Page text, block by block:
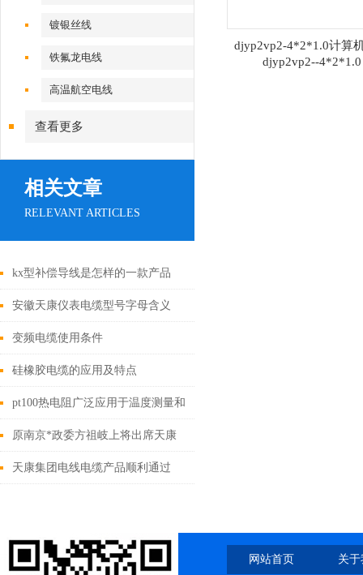
镀银丝线
铁氟龙电线
高温航空电线
查看更多
相关文章
RELEVANT ARTICLES
kx型补偿导线是怎样的一款产品
呢？
安徽天康仪表电缆型号字母含义
变频电缆使用条件
硅橡胶电缆的应用及特点
pt100热电阻广泛应用于温度测量和
控制的传感器
原南京*政委方祖岐上将出席天康
集团
天康集团电线电缆产品顺利通过
djyp2vp2-4*2*1.0计算
djyp2vp2--4*2*1.0
网站首页 关